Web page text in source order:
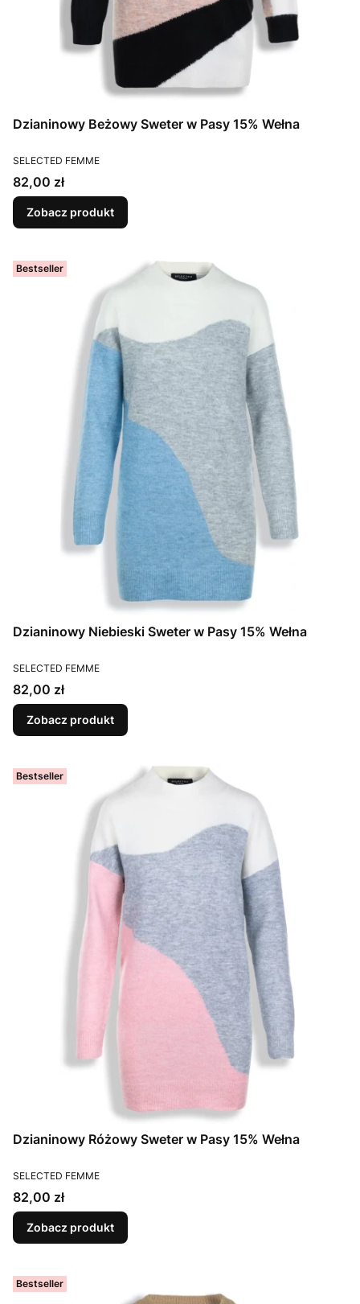
Dzianinowy Beżowy Sweter w Pasy 15% Wełna
PRODUCENT
SELECTED FEMME
Cena
82,00 zł
Zobacz produkt
Bestseller
Dzianinowy Niebieski Sweter w Pasy 15% Wełna
PRODUCENT
SELECTED FEMME
Cena
82,00 zł
Zobacz produkt
Bestseller
Dzianinowy Różowy Sweter w Pasy 15% Wełna
PRODUCENT
SELECTED FEMME
Cena
82,00 zł
Zobacz produkt
Bestseller